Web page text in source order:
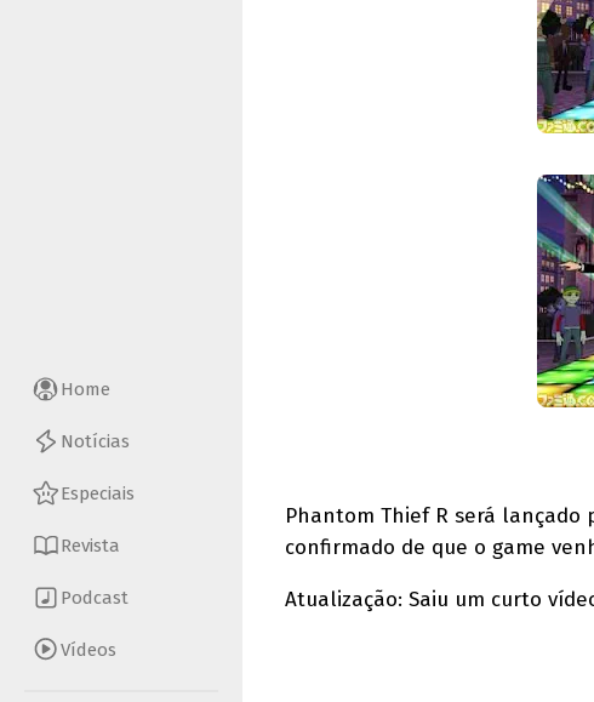
Home
Notícias
Especiais
Revista
Podcast
Vídeos
Phantom Thief R será lançado
confirmado de que o game
Atualização: Saiu um curto